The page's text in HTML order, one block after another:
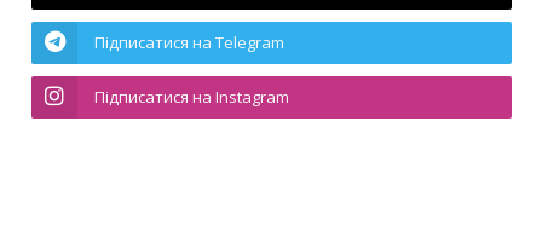
Підписатися на Telegram
Підписатися на Instagram